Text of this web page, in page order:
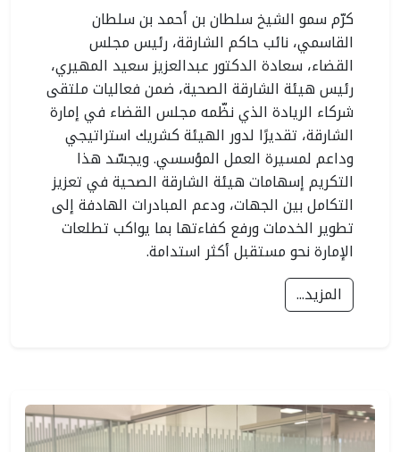
كرّم سمو الشيخ سلطان بن أحمد بن سلطان
القاسمي، نائب حاكم الشارقة، رئيس مجلس
القضاء، سعادة الدكتور عبدالعزيز سعيد المهيري،
رئيس هيئة الشارقة الصحية، ضمن فعاليات ملتقى
شركاء الريادة الذي نظّمه مجلس القضاء في إمارة
الشارقة، تقديرًا لدور الهيئة كشريك استراتيجي
وداعم لمسيرة العمل المؤسسي. ويجسّد هذا
التكريم إسهامات هيئة الشارقة الصحية في تعزيز
التكامل بين الجهات، ودعم المبادرات الهادفة إلى
تطوير الخدمات ورفع كفاءتها بما يواكب تطلعات
الإمارة نحو مستقبل أكثر استدامة.
المزيد...